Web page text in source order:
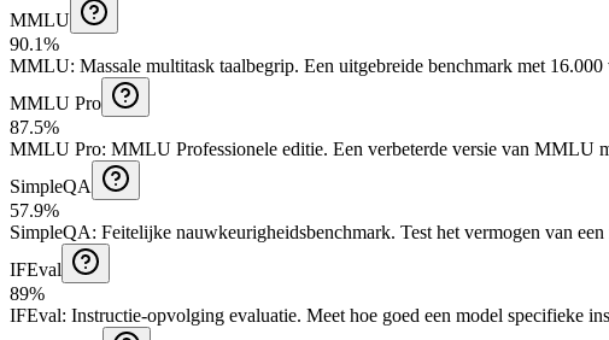
MMLU
90.1%
MMLU: Massale multitask taalbegrip. Een uitgebreide benchmark met
MMLU Pro
87.5%
MMLU Pro: MMLU Professionele editie. Een verbeterde versie van MMLU
SimpleQA
57.9%
SimpleQA: Feitelijke nauwkeurigheidsbenchmark. Test het vermogen van
IFEval
89%
IFEval: Instructie-opvolging evaluatie. Meet hoe goed een model specifieke